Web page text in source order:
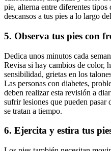
pie, alterna entre diferentes tipos
descansos a tus pies a lo largo
5. Observa tus pies con
Dedica unos minutos cada
Revisa si hay cambios de color,
sensibilidad, grietas en los
Las personas con diabetes,
deben realizar esta revisión a
sufrir lesiones que pueden pasar
se tratan a tiempo.
6. Ejercita y estira tus